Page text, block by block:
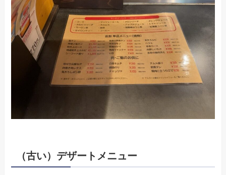
（古い）デザートメニュー